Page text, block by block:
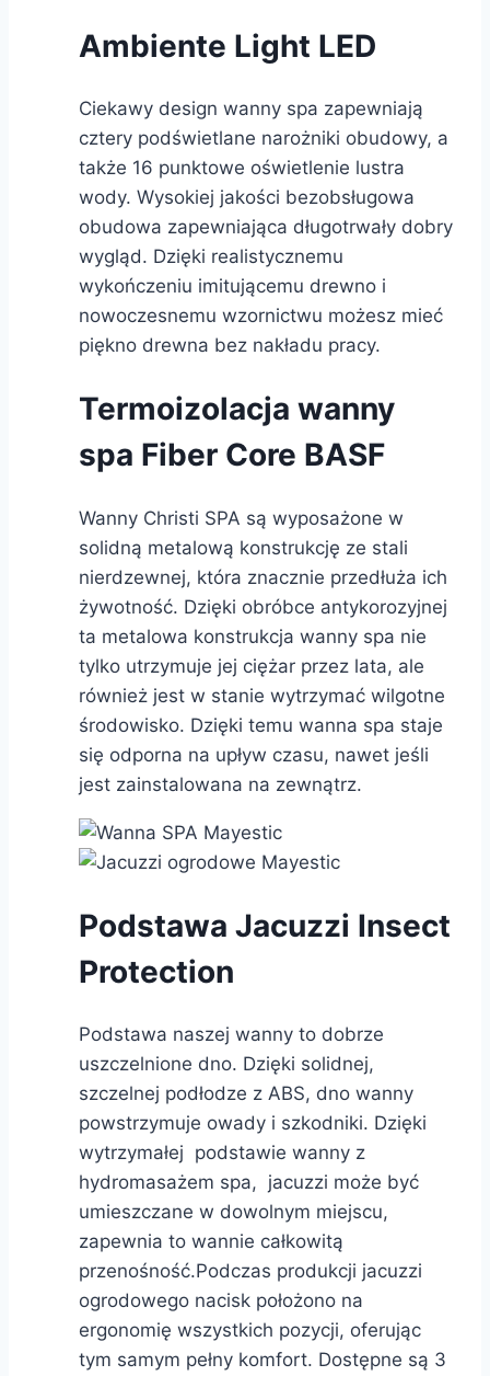
Ambiente Light LED
Ciekawy design wanny spa zapewniają
cztery podświetlane narożniki obudowy, a
także 16 punktowe oświetlenie lustra
wody. Wysokiej jakości bezobsługowa
obudowa zapewniająca długotrwały dobry
wygląd. Dzięki realistycznemu
wykończeniu imitującemu drewno i
nowoczesnemu wzornictwu możesz mieć
piękno drewna bez nakładu pracy.
Termoizolacja wanny
spa Fiber Core BASF
Wanny Christi SPA są wyposażone w
solidną metalową konstrukcję ze stali
nierdzewnej, która znacznie przedłuża ich
żywotność. Dzięki obróbce antykorozyjnej
ta metalowa konstrukcja wanny spa nie
tylko utrzymuje jej ciężar przez lata, ale
również jest w stanie wytrzymać wilgotne
środowisko. Dzięki temu wanna spa staje
się odporna na upływ czasu, nawet jeśli
jest zainstalowana na zewnątrz.
Podstawa Jacuzzi Insect
Protection
Podstawa naszej wanny to dobrze
uszczelnione dno. Dzięki solidnej,
szczelnej podłodze z ABS, dno wanny
powstrzymuje owady i szkodniki. Dzięki
wytrzymałej podstawie wanny z
hydromasażem spa, jacuzzi może być
umieszczane w dowolnym miejscu,
zapewnia to wannie całkowitą
przenośność.Podczas produkcji jacuzzi
ogrodowego nacisk położono na
ergonomię wszystkich pozycji, oferując
tym samym pełny komfort. Dostępne są 3